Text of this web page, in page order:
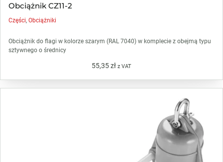
Obciążnik CZ11-2
Części,Obciążniki
Obciążnik do flagi w kolorze szarym (RAL 7040) w komplecie z obejmą typu
sztywnego o średnicy
55,35zł z VAT